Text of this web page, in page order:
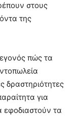
στους
της
πώς τα
δραστηριότητες
για
τα